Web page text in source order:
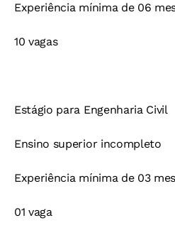
Experiência mínima de 06
10 vagas
Estágio para Engenharia Civil
Ensino superior incompleto
Experiência mínima de 03
01 vaga